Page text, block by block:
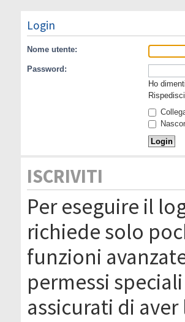
Login
Nome utente:
Password:
Ho
ISCRIVITI
Per eseguire il
richiede solo
funzioni
permessi
assicurati di